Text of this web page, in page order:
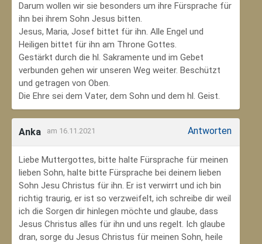
Darum wollen wir sie besonders um ihre Fürsprache für
ihn bei ihrem Sohn Jesus bitten.
Jesus, Maria, Josef bittet für ihn. Alle Engel und
Heiligen bittet für ihn am Throne Gottes.
Gestärkt durch die hl. Sakramente und im Gebet
verbunden gehen wir unseren Weg weiter. Beschützt
und getragen von Oben.
Die Ehre sei dem Vater, dem Sohn und dem hl. Geist.
Anka am 16.11.2021 Antworten
Liebe Muttergottes, bitte halte Fürsprache für meinen
lieben Sohn, halte bitte Fürsprache bei deinem lieben
Sohn Jesu Christus für ihn. Er ist verwirrt und ich bin
richtig traurig, er ist so verzweifelt, ich schreibe dir weil
ich die Sorgen dir hinlegen möchte und glaube, dass
Jesus Christus alles für ihn und uns regelt. Ich glaube
dran, sorge du Jesus Christus für meinen Sohn‚ heile